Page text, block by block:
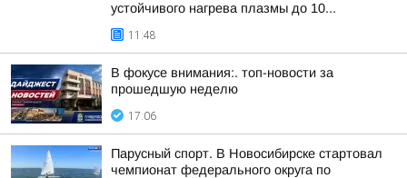
устойчивого нагрева плазмы до 10...
11:48
В фокусе внимания:. топ-новости за
прошедшую неделю
17:06
Парусный спорт. В Новосибирске стартовал
чемпионат федерального округа по